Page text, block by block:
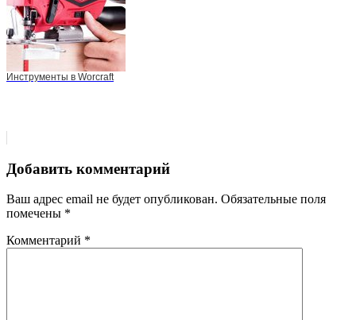
Инструменты в Worcraft
Добавить комментарий
Ваш адрес email не будет опубликован. Обязательные поля
помечены *
Комментарий *